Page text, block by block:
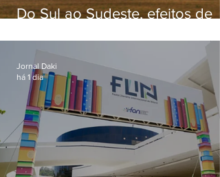
Do Sul ao Sudeste, efeitos de
apreensão na população
Jornal Daki
há 1 dia